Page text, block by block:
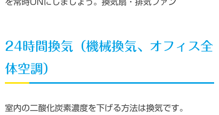
を常時ONにしましょう。換気扇・排気ファン
24時間換気（機械換気、オフィス全
体空調）
室内の二酸化炭素濃度を下げる方法は換気です。